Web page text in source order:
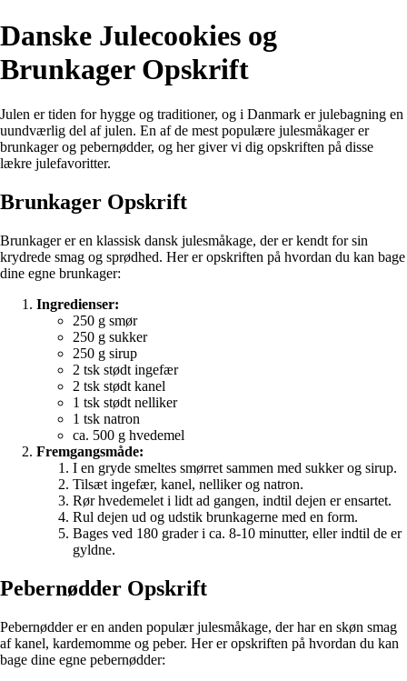
Danske Julecookies og
Brunkager Opskrift
Julen er tiden for hygge og traditioner, og i Danmark er julebagning en
uundværlig del af julen. En af de mest populære julesmåkager er
brunkager og pebernødder, og her giver vi dig opskriften på disse
lækre julefavoritter.
Brunkager Opskrift
Brunkager er en klassisk dansk julesmåkage, der er kendt for sin
krydrede smag og sprødhed. Her er opskriften på hvordan du kan bage
dine egne brunkager:
Ingredienser:
250 g smør
250 g sukker
250 g sirup
2 tsk stødt ingefær
2 tsk stødt kanel
1 tsk stødt nelliker
1 tsk natron
ca. 500 g hvedemel
Fremgangsmåde:
I en gryde smeltes smørret sammen med sukker og sirup.
Tilsæt ingefær, kanel, nelliker og natron.
Rør hvedemelet i lidt ad gangen, indtil dejen er ensartet.
Rul dejen ud og udstik brunkagerne med en form.
Bages ved 180 grader i ca. 8-10 minutter, eller indtil de er
gyldne.
Pebernødder Opskrift
Pebernødder er en anden populær julesmåkage, der har en skøn smag
af kanel, kardemomme og peber. Her er opskriften på hvordan du kan
bage dine egne pebernødder: